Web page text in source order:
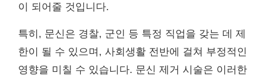
이 되어줄 것입니다.
특히, 문신은 경찰, 군인 등 특정 직업을 갖는 데 제
한이 될 수 있으며, 사회생활 전반에 걸쳐 부정적인
영향을 미칠 수 있습니다. 문신 제거 시술은 이러한